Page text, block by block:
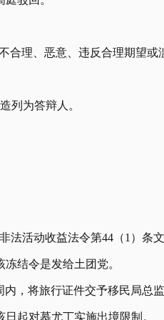
合理、恶意、违反合理期望或
列为答辩人。
法活动收益法令第44（1）条
结令是发给土团党。
，将旅行证件交予移民局总
日起对慕尤丁实施出境限制。